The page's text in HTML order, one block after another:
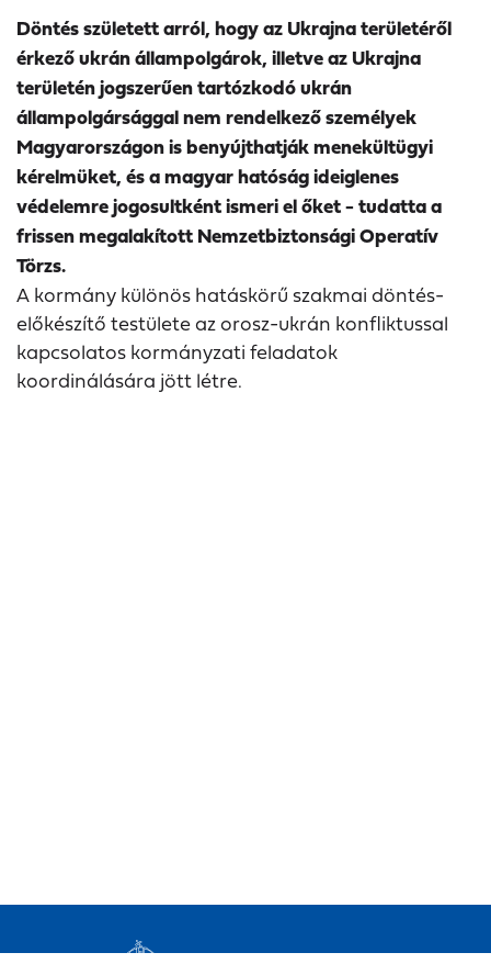
Döntés született arról, hogy az Ukrajna területéről
érkező ukrán állampolgárok, illetve az Ukrajna
területén jogszerűen tartózkodó ukrán
állampolgársággal nem rendelkező személyek
Magyarországon is benyújthatják menekültügyi
kérelmüket, és a magyar hatóság ideiglenes
védelemre jogosultként ismeri el őket - tudatta a
frissen megalakított Nemzetbiztonsági Operatív
Törzs.
A kormány különös hatáskörű szakmai döntés-
előkészítő testülete az orosz-ukrán konfliktussal
kapcsolatos kormányzati feladatok
koordinálására jött létre.